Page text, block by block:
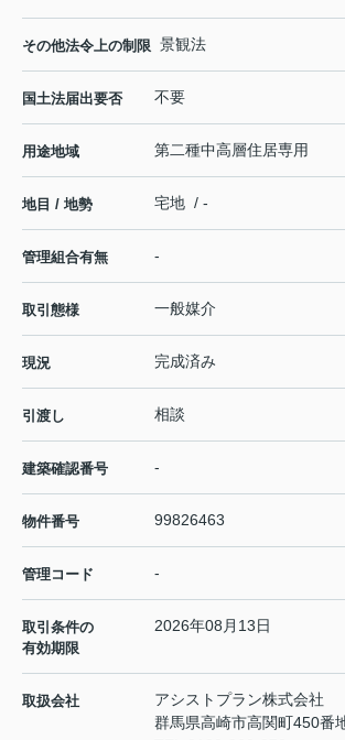
その他法令上の制限 景観法
国土法届出要否 不要
用途地域 第二種中高層住居専用
地目 / 地勢 宅地 / -
管理組合有無 -
取引態様 一般媒介
現況 完成済み
引渡し 相談
建築確認番号 -
物件番号 99826463
管理コード -
取引条件の
有効期限
2026年08月13日
取扱会社
アシストプラン株式会社
群馬県高崎市高関町450番